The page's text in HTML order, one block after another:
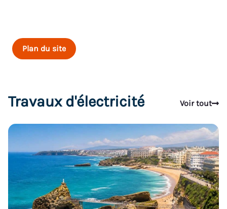
Plan du site
Travaux d'électricité Voir tout